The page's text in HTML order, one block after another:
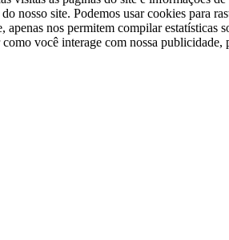
nosso site. Podemos usar cookies para
nos permitem compilar
você interage com nossa